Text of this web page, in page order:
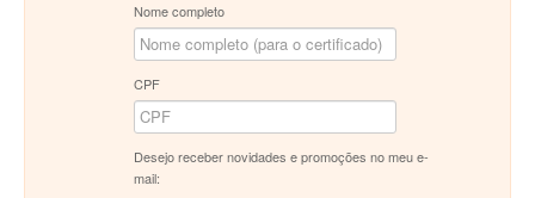
Nome completo
CPF
Desejo receber novidades e promoções no meu e-
mail: